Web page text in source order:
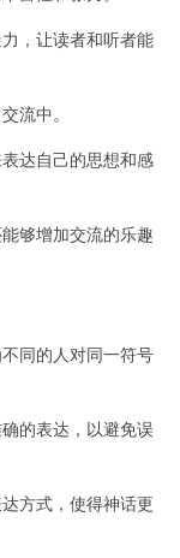
，让读者和听者能
流中。
达自己的思想和感
够增加交流的乐趣
同的人对同一符号
的表达，以避免误
方式，使得神话更